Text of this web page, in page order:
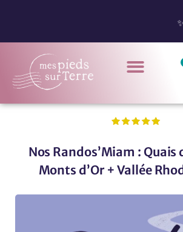
Nos Randos’Miam : Quais
Monts d’Or + Vallée